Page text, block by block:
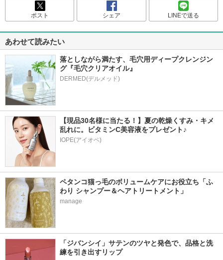
ポスト シェア LINEで送る
あわせて読みたい
落としながら満たす、毛穴用ディープクレンジン
グ『毛穴クリアオイル』
【現品30名様に当たる！】夏の乾燥くすみ・キメ
乱れに。ビタミンC美容液をプレゼント♪
IOPE(アイオペ)
ペタンコ猫っ毛のボリュームケアにお役立ち「ふ
わり シャンプー＆ヘアトリートメント」
manage
「ジバンシイ」サテンのツヤと発色で、品格と洗
練を引き出すリップ